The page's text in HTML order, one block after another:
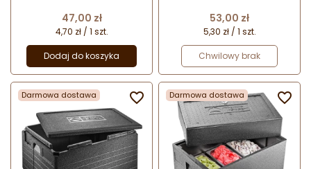
poloplast
Cena
47,00 zł
4,70 zł / 1 szt.
Dodaj do koszyka
poloplast
Cena
53,00 zł
5,30 zł / 1 szt.
Chwilowy brak
Darmowa dostawa  Darmowa dostawa 